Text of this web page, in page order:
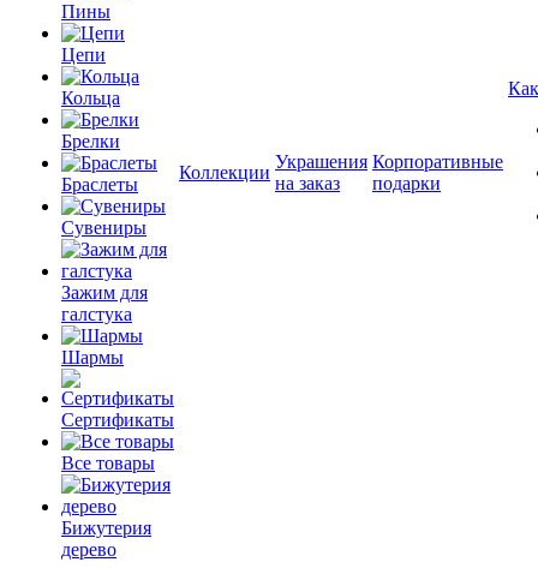
Пины
Цепи
Кольца
Брелки
Браслеты
Сувениры
Зажим для
галстука
Шармы
Сертификаты
Все товары
Бижутерия
дерево
Коллекции
Украшения
на заказ
Корпоративные
подарки